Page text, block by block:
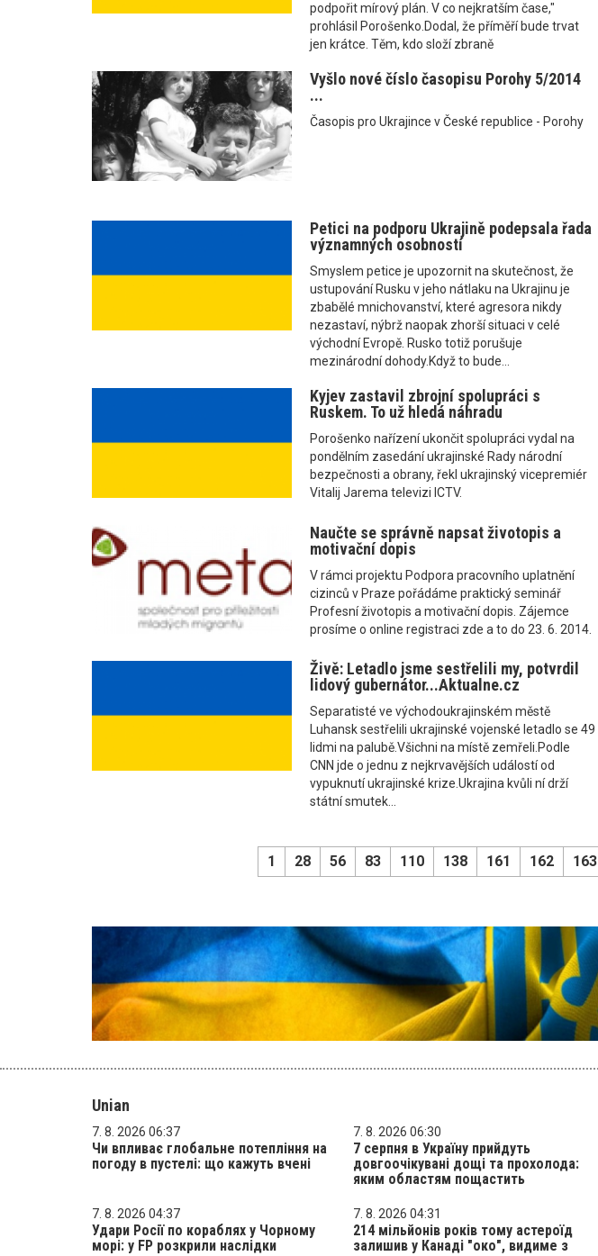
podpořit mírový plán. V co nejkratším čase,"
prohlásil Porošenko.Dodal, že příměří bude trvat
jen krátce. Těm, kdo složí zbraně
Vyšlo nové číslo časopisu Porohy 5/2014
...
Časopis pro Ukrajince v České republice - Porohy
Petici na podporu Ukrajině podepsala řada
významných osobností
Smyslem petice je upozornit na skutečnost, že
ustupování Rusku v jeho nátlaku na Ukrajinu je
zbabělé mnichovanství, které agresora nikdy
nezastaví, nýbrž naopak zhorší situaci v celé
východní Evropě. Rusko totiž porušuje
mezinárodní dohody.Když to bude...
Kyjev zastavil zbrojní spolupráci s
Ruskem. To už hledá náhradu
Porošenko nařízení ukončit spolupráci vydal na
pondělním zasedání ukrajinské Rady národní
bezpečnosti a obrany, řekl ukrajinský vicepremiér
Vitalij Jarema televizi ICTV.
Naučte se správně napsat životopis a
motivační dopis
V rámci projektu Podpora pracovního uplatnění
cizinců v Praze pořádáme praktický seminář
Profesní životopis a motivační dopis. Zájemce
prosíme o online registraci zde a to do 23. 6. 2014.
Živě: Letadlo jsme sestřelili my, potvrdil
lidový gubernátor...Aktualne.cz
Separatisté ve východoukrajinském městě
Luhansk sestřelili ukrajinské vojenské letadlo se 49
lidmi na palubě.Všichni na místě zemřeli.Podle
CNN jde o jednu z nejkrvavějších událostí od
vypuknutí ukrajinské krize.Ukrajina kvůli ní drží
státní smutek...
1 28 56 83 110 138 161 162 163
Unian
7. 8. 2026 06:37
Чи впливає глобальне потепління на
погоду в пустелі: що кажуть вчені
7. 8. 2026 06:30
7 серпня в Україну прийдуть
довгоочікувані дощі та прохолода:
яким областям пощастить
7. 8. 2026 04:37
Удари Росії по кораблях у Чорному
морі: у FP розкрили наслідки
7. 8. 2026 04:31
214 мільйонів років тому астероїд
залишив у Канаді "око", видиме з